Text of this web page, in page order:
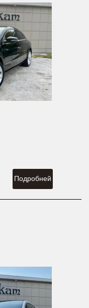
Подробней